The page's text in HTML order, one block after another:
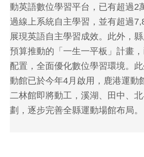
動英語數位學習平台，已有超過2
過線上系統自主學習，並有超過
展現英語自主學習成效。此外，
預算推動的「一生一平板」計畫
配置，全面優化數位學習環境。
動館已於今年4月啟用，鹿港運動
二林館即將動工，溪湖、田中、
劃，逐步完善全縣運動場館布局。